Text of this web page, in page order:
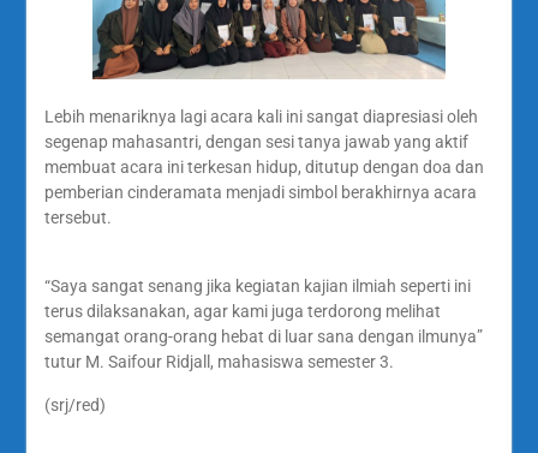
Lebih menariknya lagi acara kali ini sangat diapresiasi oleh
segenap mahasantri, dengan sesi tanya jawab yang aktif
membuat acara ini terkesan hidup, ditutup dengan doa dan
pemberian cinderamata menjadi simbol berakhirnya acara
tersebut.
“Saya sangat senang jika kegiatan kajian ilmiah seperti ini
terus dilaksanakan, agar kami juga terdorong melihat
semangat orang-orang hebat di luar sana dengan ilmunya”
tutur M. Saifour Ridjall, mahasiswa semester 3.
(srj/red)